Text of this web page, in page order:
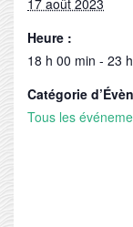
17 août 2023
Heure :
18 h 00 min - 23
Catégorie
Tous les